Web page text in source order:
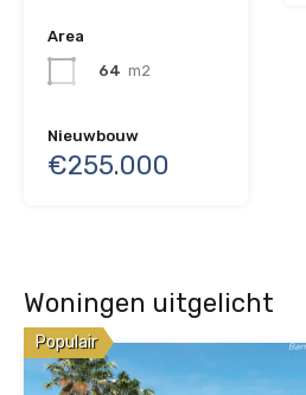
Area
64 m2
Nieuwbouw
€255.000
Woningen uitgelicht
Populair